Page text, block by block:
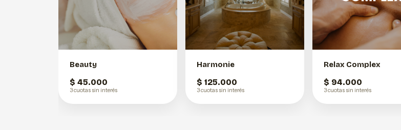
Beauty
$ 45.000
3 cuotas sin interés
Harmonie
$ 125.000
3 cuotas sin interés
Relax Complex
$ 94.000
3 cuotas sin interés